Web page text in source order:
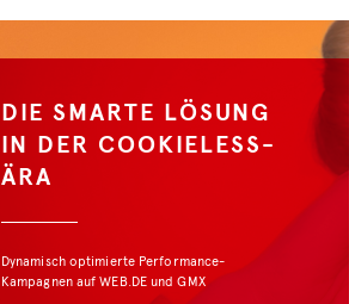
DIE SMARTE LÖSUNG
IN DER COOKIELESS-
ÄRA
Dynamisch optimierte Performance-
Kampagnen auf WEB.DE und GMX